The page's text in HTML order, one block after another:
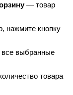
— товар
нажмите кнопку
выбранные
товара